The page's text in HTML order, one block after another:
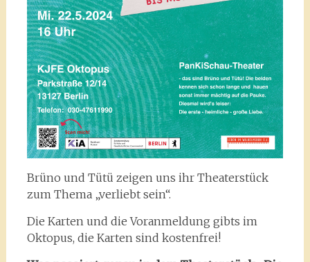
Brüno und Tütü zeigen uns ihr Theaterstück
zum Thema „verliebt sein“.
Die Karten und die Voranmeldung gibts im
Oktopus, die Karten sind kostenfrei!